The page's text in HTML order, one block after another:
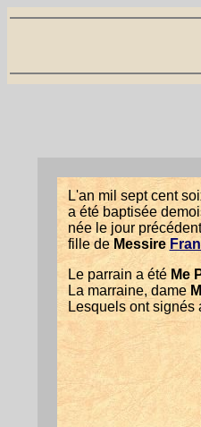
L'an mil sept cent
a été baptisée
née le jour
fille de Messire
Le parrain a été Me
La marraine, dame
Lesquels ont signés